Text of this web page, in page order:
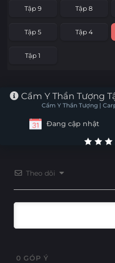
Tập 9 Tập 8
Tập 5 Tập 4
Tập 1
Cẩm Y Thần Tượng
Cẩm Y Thần Tượng |
Đang cập nhật
Theo dõi
0 GÓP Ý